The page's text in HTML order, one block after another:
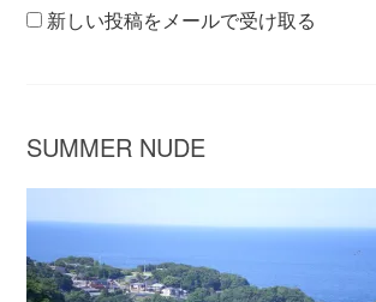
新しい投稿をメールで受け取る
SUMMER NUDE